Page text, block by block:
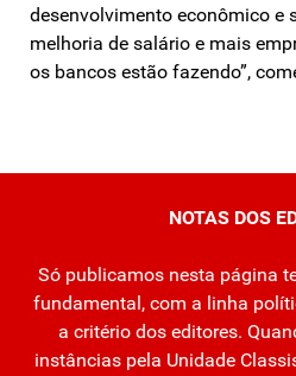
desenvolvimento econômico e
melhoria de salário e mais
os bancos estão fazendo”,
NOTAS DOS
Só publicamos nesta página
fundamental, com a linha
a critério dos editores.
instâncias pela Unidade